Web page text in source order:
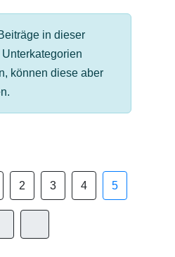
in dieser
können diese aber
2 3 4 5